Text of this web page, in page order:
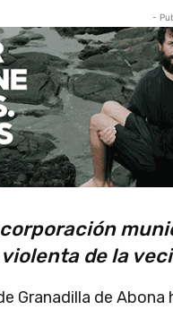
-
corporación
de la
Granadilla de